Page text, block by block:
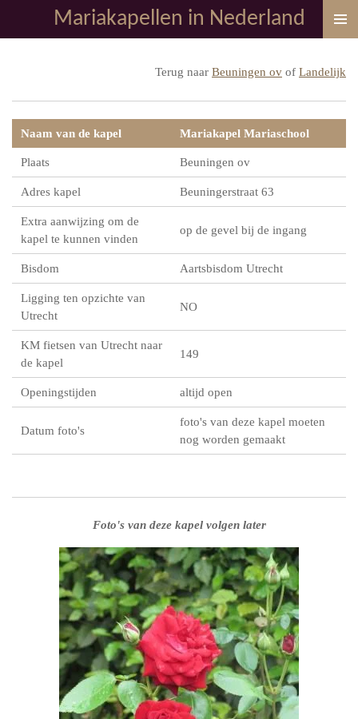
direct
Mariakapellen in Nederland
Terug naar Beuningen ov of Landelijk
Naam van de kapel Mariakapel Mariaschool
Plaats Beuningen ov
Adres kapel Beuningerstraat 63
Extra aanwijzing om de
kapel te kunnen vinden
op de gevel bij de ingang
Bisdom Aartsbisdom Utrecht
Ligging ten opzichte van
Utrecht
NO
KM fietsen van Utrecht naar
de kapel
149
Openingstijden altijd open
Datum foto's
foto's van deze kapel moeten
nog worden gemaakt
Foto's van deze kapel volgen later